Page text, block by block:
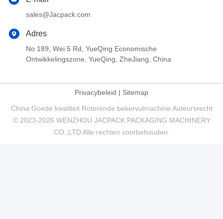
sales@Jacpack.com
Adres
No 189, Wei 5 Rd, YueQing Economische
Ontwikkelingszone, YueQing, ZheJiang, China
Privacybeleid | Sitemap
China Goede kwaliteit Roterende bekervulmachine Auteursrecht
© 2023-2026 WENZHOU JACPACK PACKAGING MACHINERY
CO.,LTD Alle rechten voorbehouden.